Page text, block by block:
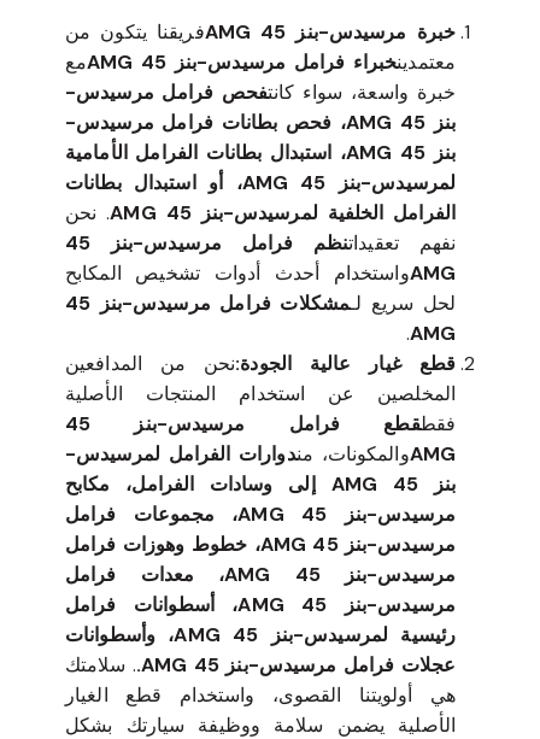
خبرة مرسيدس-بنز 45 AMG
فريقنا يتكون من
معتمدينخبراء فرامل مرسيدس-بنز 45 AMG
مع
خبرة واسعة، سواء كانتفحص فرامل مرسيدس-
بنز 45 AMG، فحص بطانات فرامل مرسيدس-
بنز 45 AMG، استبدال بطانات الفرامل الأمامية
لمرسيدس-بنز 45 AMG، أو استبدال بطانات
الفرامل الخلفية لمرسيدس-بنز 45 AMG
. نحن
نفهم تعقيدات
نظم فرامل مرسيدس-بنز 45
AMGواستخدام أحدث أدوات تشخيص المكابح
لحل سريع لـ
مشكلات فرامل مرسيدس-بنز 45
AMG
.
قطع غيار عالية الجودة:نحن من المدافعين
المخلصين عن استخدام المنتجات الأصلية
فقط
قطع فرامل مرسيدس-بنز 45
AMGوالمكونات، مندوارات الفرامل لمرسيدس-
بنز 45 AMG إلى وسادات الفرامل، مكابح
مرسيدس-بنز 45 AMG، مجموعات فرامل
مرسيدس-بنز 45 AMG، خطوط وهوزات فرامل
مرسيدس-بنز 45 AMG، معدات فرامل
مرسيدس-بنز 45 AMG، أسطوانات فرامل
رئيسية لمرسيدس-بنز 45 AMG، وأسطوانات
عجلات فرامل مرسيدس-بنز 45 AMG.
. سلامتك
هي أولويتنا القصوى، واستخدام قطع الغيار
الأصلية يضمن سلامة ووظيفة سيارتك بشكل